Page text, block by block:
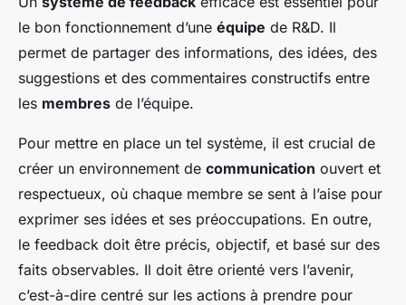
le bon fonctionnement d’une équipe de R&D. Il
permet de partager des informations, des idées, des
suggestions et des commentaires constructifs entre
les membres de l’équipe.
Pour mettre en place un tel système, il est crucial de
créer un environnement de communication ouvert et
respectueux, où chaque membre se sent à l’aise pour
exprimer ses idées et ses préoccupations. En outre,
le feedback doit être précis, objectif, et basé sur des
faits observables. Il doit être orienté vers l’avenir,
c’est-à-dire centré sur les actions à prendre pour